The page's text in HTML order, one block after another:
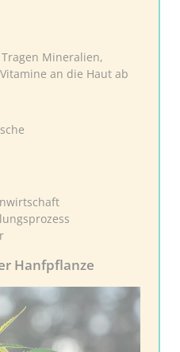
Mineralien,
an die Haut ab
Hanfpflanze